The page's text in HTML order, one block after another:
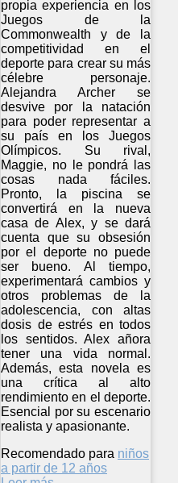
propia experiencia en los
Juegos de la
Commonwealth y de la
competitividad en el
deporte para crear su más
célebre personaje.
Alejandra Archer se
desvive por la natación
para poder representar a
su país en los Juegos
Olímpicos. Su rival,
Maggie, no le pondrá las
cosas nada fáciles.
Pronto, la piscina se
convertirá en la nueva
casa de Alex, y se dará
cuenta que su obsesión
por el deporte no puede
ser bueno. Al tiempo,
experimentará cambios y
otros problemas de la
adolescencia, con altas
dosis de estrés en todos
los sentidos. Alex añora
tener una vida normal.
Además, esta novela es
una crítica al alto
rendimiento en el deporte.
Esencial por su escenario
realista y apasionante.
Recomendado para niños
a partir de 12 años